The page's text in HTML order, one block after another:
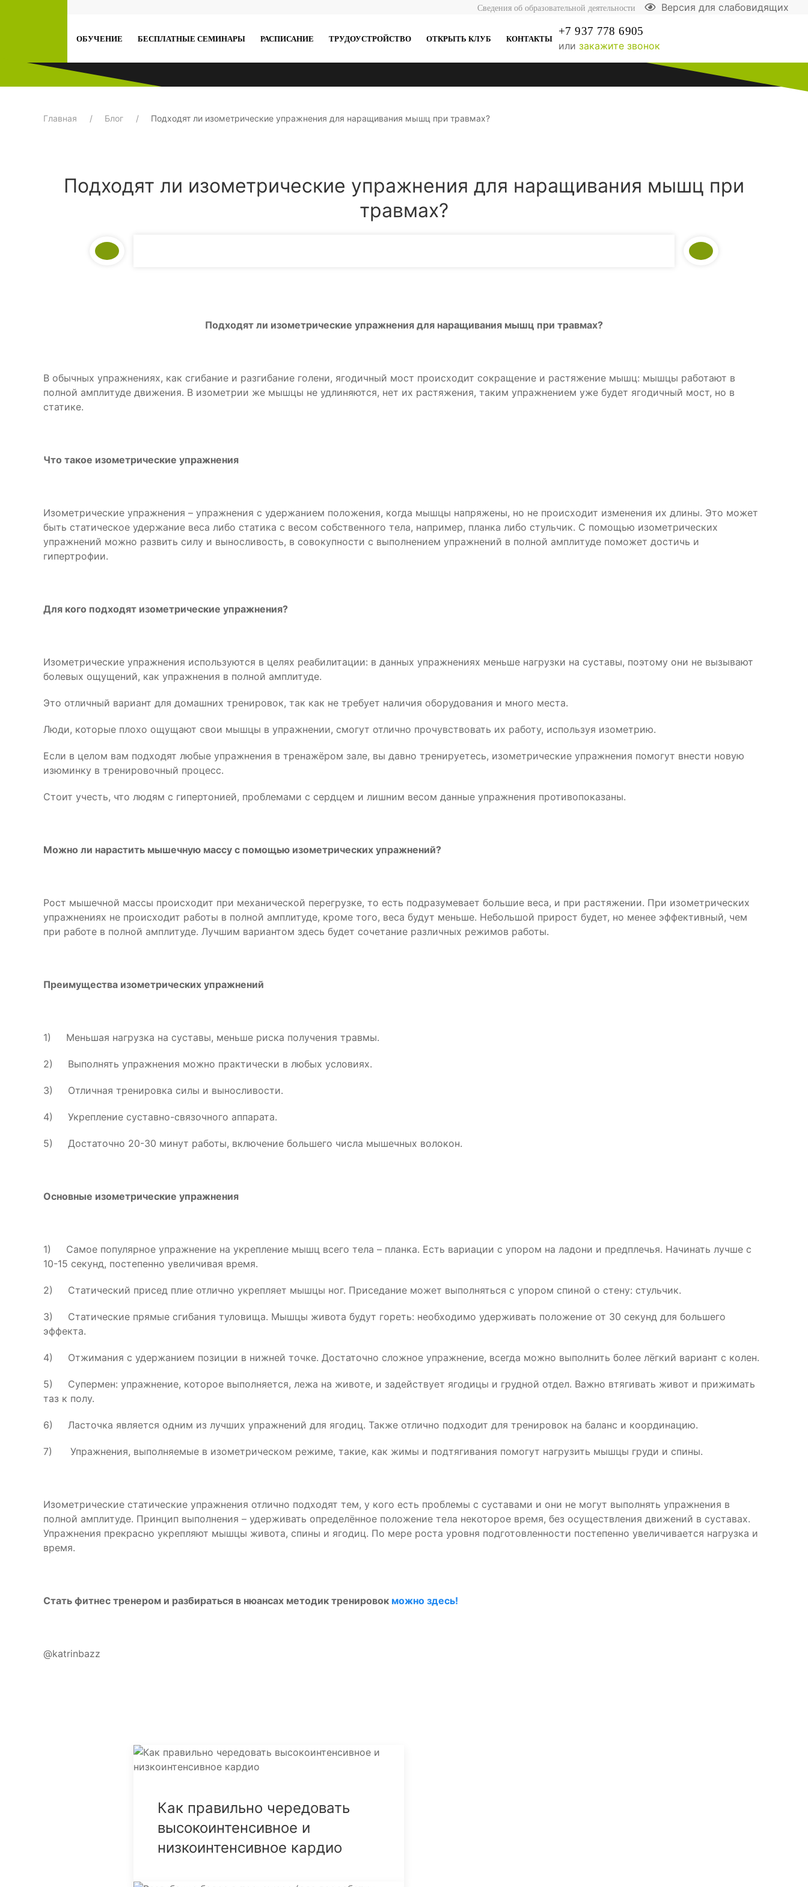
Сведения об образовательной деятельности Версия для слабовидящих
ОБУЧЕНИЕ БЕСПЛАТНЫЕ СЕМИНАРЫ РАСПИСАНИЕ ТРУДОУСТРОЙСТВО ОТКРЫТЬ КЛУБ КОНТАКТЫ
+7 937 778 6905
или закажите звонок
Главная Блог Подходят ли изометрические упражнения для наращивания мышц при травмах?
Подходят ли изометрические упражнения для наращивания мышц при
травмах?
Подходят ли изометрические упражнения для наращивания мышц при травмах?
В обычных упражнениях, как сгибание и разгибание голени, ягодичный мост происходит сокращение и растяжение мышц: мышцы работают в
полной амплитуде движения. В изометрии же мышцы не удлиняются, нет их растяжения, таким упражнением уже будет ягодичный мост, но в
статике.
Что такое изометрические упражнения
Изометрические упражнения – упражнения с удержанием положения, когда мышцы напряжены, но не происходит изменения их длины. Это может
быть статическое удержание веса либо статика с весом собственного тела, например, планка либо стульчик. С помощью изометрических
упражнений можно развить силу и выносливость, в совокупности с выполнением упражнений в полной амплитуде поможет достичь и
гипертрофии.
Для кого подходят изометрические упражнения?
Изометрические упражнения используются в целях реабилитации: в данных упражнениях меньше нагрузки на суставы, поэтому они не вызывают
болевых ощущений, как упражнения в полной амплитуде.
Это отличный вариант для домашних тренировок, так как не требует наличия оборудования и много места.
Люди, которые плохо ощущают свои мышцы в упражнении, смогут отлично прочувствовать их работу, используя изометрию.
Если в целом вам подходят любые упражнения в тренажёром зале, вы давно тренируетесь, изометрические упражнения помогут внести новую
изюминку в тренировочный процесс.
Стоит учесть, что людям с гипертонией, проблемами с сердцем и лишним весом данные упражнения противопоказаны.
Можно ли нарастить мышечную массу с помощью изометрических упражнений?
Рост мышечной массы происходит при механической перегрузке, то есть подразумевает большие веса, и при растяжении. При изометрических
упражнениях не происходит работы в полной амплитуде, кроме того, веса будут меньше. Небольшой прирост будет, но менее эффективный, чем
при работе в полной амплитуде. Лучшим вариантом здесь будет сочетание различных режимов работы.
Преимущества изометрических упражнений
1) Меньшая нагрузка на суставы, меньше риска получения травмы.
2) Выполнять упражнения можно практически в любых условиях.
3) Отличная тренировка силы и выносливости.
4) Укрепление суставно-связочного аппарата.
5) Достаточно 20-30 минут работы, включение большего числа мышечных волокон.
Основные изометрические упражнения
1) Самое популярное упражнение на укрепление мышц всего тела – планка. Есть вариации с упором на ладони и предплечья. Начинать лучше с
10-15 секунд, постепенно увеличивая время.
2) Статический присед плие отлично укрепляет мышцы ног. Приседание может выполняться с упором спиной о стену: стульчик.
3) Статические прямые сгибания туловища. Мышцы живота будут гореть: необходимо удерживать положение от 30 секунд для большего
эффекта.
4) Отжимания с удержанием позиции в нижней точке. Достаточно сложное упражнение, всегда можно выполнить более лёгкий вариант с колен.
5) Супермен: упражнение, которое выполняется, лежа на животе, и задействует ягодицы и грудной отдел. Важно втягивать живот и прижимать
таз к полу.
6) Ласточка является одним из лучших упражнений для ягодиц. Также отлично подходит для тренировок на баланс и координацию.
7) Упражнения, выполняемые в изометрическом режиме, такие, как жимы и подтягивания помогут нагрузить мышцы груди и спины.
Изометрические статические упражнения отлично подходят тем, у кого есть проблемы с суставами и они не могут выполнять упражнения в
полной амплитуде. Принцип выполнения – удерживать определённое положение тела некоторое время, без осуществления движений в суставах.
Упражнения прекрасно укрепляют мышцы живота, спины и ягодиц. По мере роста уровня подготовленности постепенно увеличивается нагрузка и
время.
Стать фитнес тренером и разбираться в нюансах методик тренировок можно здесь!
@katrinbazz
Как правильно чередовать
высокоинтенсивное и
низкоинтенсивное кардио